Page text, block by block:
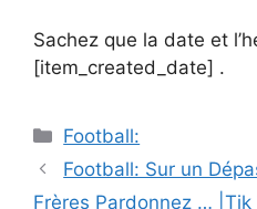
Sachez que la date et
[item_created_date] .
Catégories
Football:
Navigation
des
Football: Sur un
Frères Pardonnez … |Tik